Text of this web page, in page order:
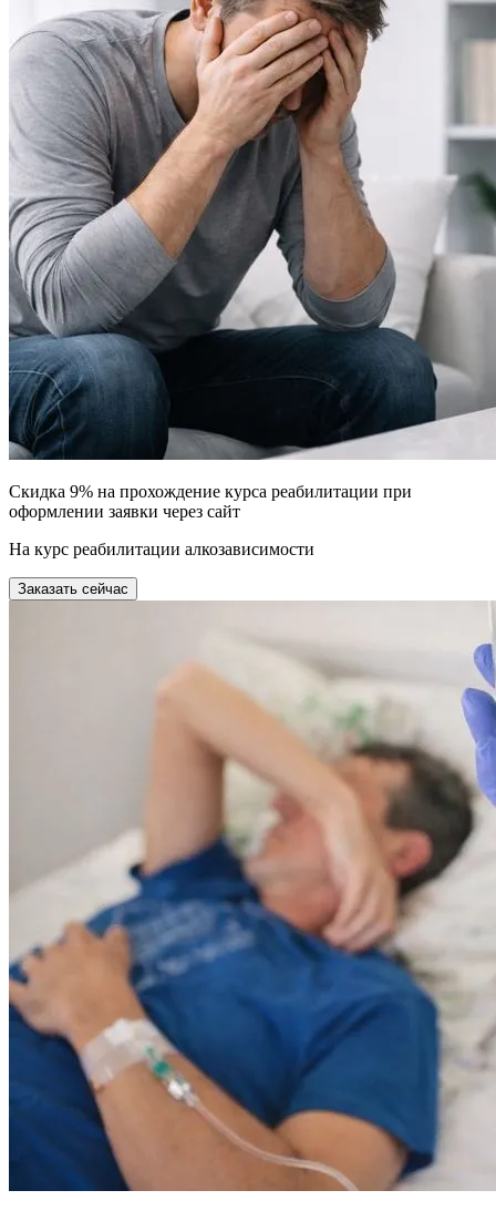
Скидка 9% на прохождение курса реабилитации при
оформлении заявки через сайт
На курс реабилитации алкозависимости
Заказать сейчас